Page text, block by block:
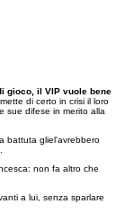
gioco, il VIP vuole bene
di certo in crisi il loro
sue difese in merito alla
battuta gliel'avrebbero
non fa altro che
a lui, senza sparlare